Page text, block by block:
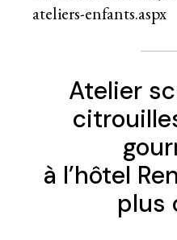
ateliers-enfants.aspx
Atelier
à l’hôtel
plus